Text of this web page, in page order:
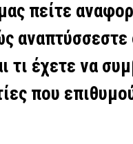
πείτε
τι έχετε να
που